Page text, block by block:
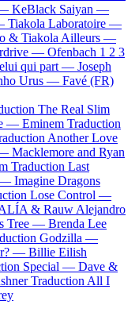
KeBlack Saiyan —
Tiakola Laboratoire —
& Tiakola Ailleurs —
— Ofenbach 1 2 3
qui part — Joseph
Urus — Favé (FR)
The Real Slim
— Eminem Traduction
Another Love
Macklemore and Ryan
Traduction Last
— Imagine Dragons
Lose Control —
& Rauw Alejandro
Tree — Brenda Lee
Godzilla —
— Billie Eilish
Special — Dave &
Traduction All I